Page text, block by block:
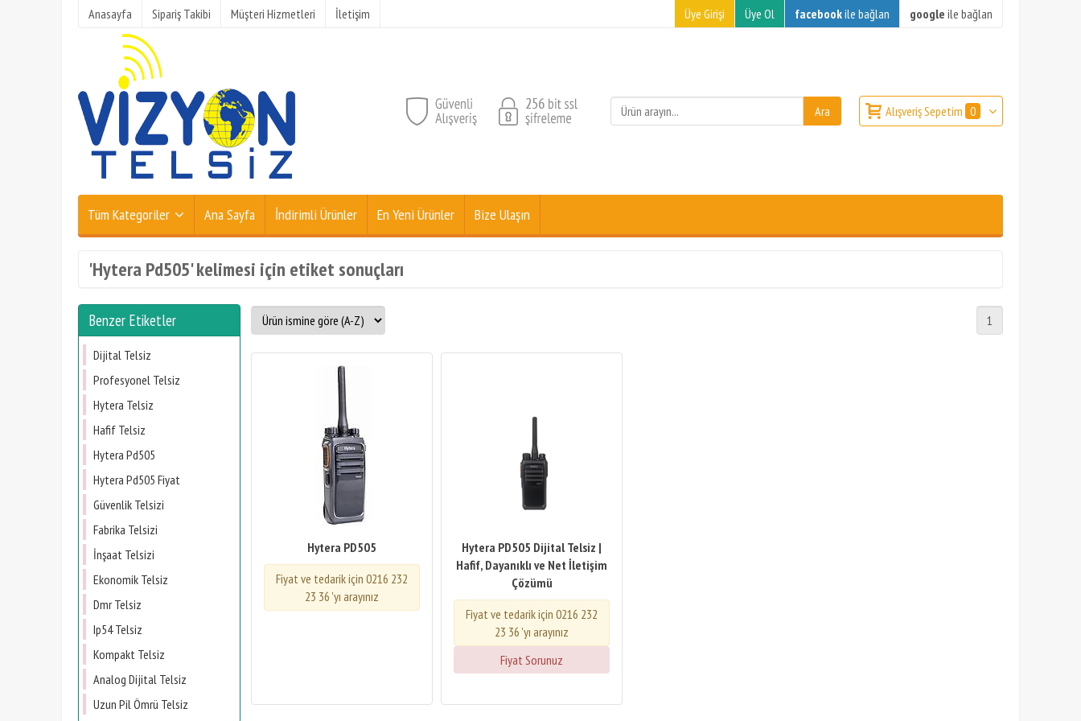
Anasayfa Sipariş Takibi Müşteri Hizmetleri İletişim Üye Girişi Üye Ol facebookile bağlan google ile bağlan
Alışveriş Sepetim 0
Tüm Kategoriler Ana Sayfa İndirimli Ürünler En Yeni Ürünler Bize Ulaşın
'Hytera Pd505' kelimesi için etiket sonuçları
Benzer Etiketler
Dijital Telsiz
Profesyonel Telsiz
Hytera Telsiz
Hafif Telsiz
Hytera Pd505
Hytera Pd505 Fiyat
Güvenlik Telsizi
Fabrika Telsizi
İnşaat Telsizi
Ekonomik Telsiz
Dmr Telsiz
Ip54 Telsiz
Kompakt Telsiz
Analog Dijital Telsiz
Uzun Pil Ömrü Telsiz
1
Hytera PD505
Fiyat ve tedarik için 0216 232
23 36 'yı arayınız
Hytera PD505 Dijital Telsiz |
Hafif, Dayanıklı ve Net İletişim
Çözümü
Fiyat ve tedarik için 0216 232
23 36 'yı arayınız
Fiyat Sorunuz